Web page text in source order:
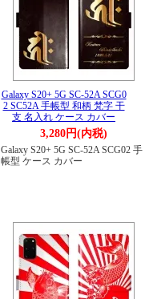
Galaxy S20+ 5G SC-52A SCG0
2 SC52A 手帳型 和柄 梵字 干
支 名入れ ケース カバー
3,280円(内税)
Galaxy S20+ 5G SC-52A SCG02 手
帳型 ケース カバー